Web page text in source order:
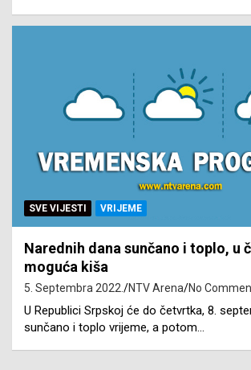
SVE VIJESTI VRIJEME
Narednih dana sunčano i toplo, u
moguća kiša
5. Septembra 2022. NTV Arena No
U Republici Srpskoj će do četvrtka, 8.
sunčano i toplo vrijeme, a potom…